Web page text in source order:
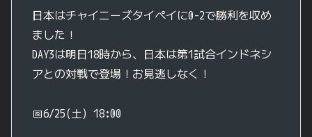
日本はチャイニーズタイペイに0-2で勝利を収め
ました！
DAY3は明日18時から、日本は第1試合インドネシ
アとの対戦で登場！お見逃しなく！
📅6/25(土) 18:00